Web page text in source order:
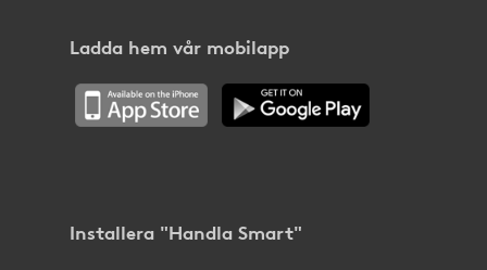
Ladda hem vår mobilapp
Installera "Handla Smart"